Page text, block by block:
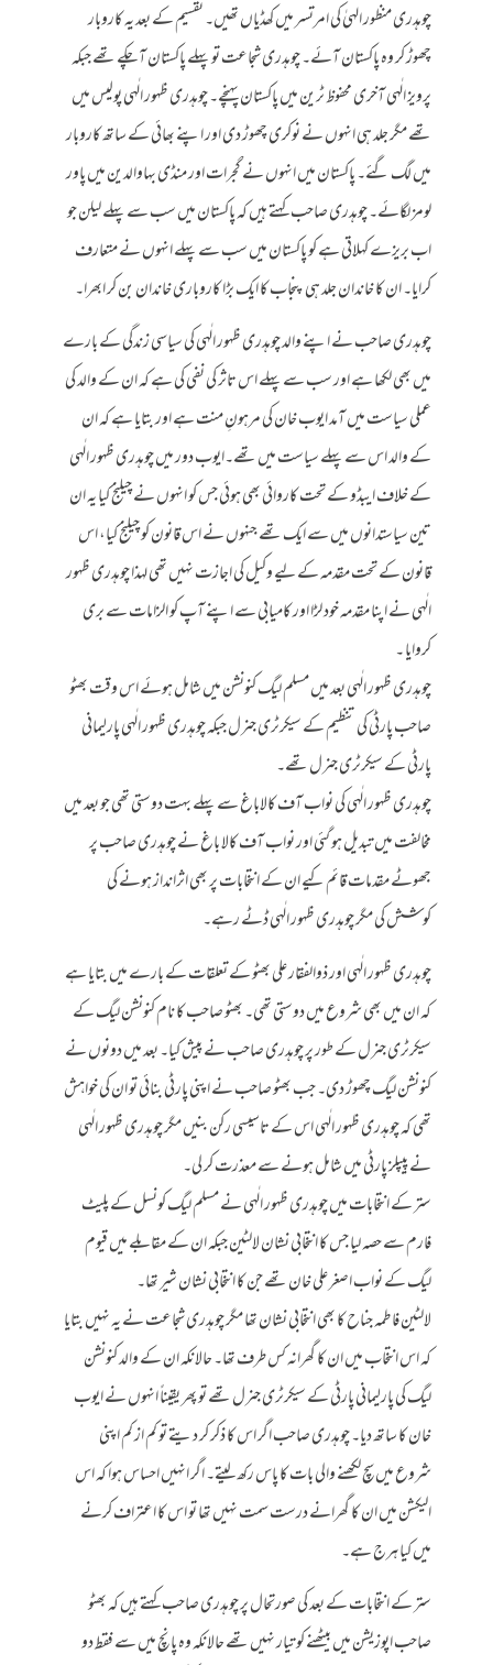
چوہدری منظور الہیٰ کی امرتسر میں کھڈیاں تھیں۔ تقسیم کے بعد یہ کاروبار
چھوڑ کر وہ پاکستان آئے۔ چوہدری شجاعت تو پہلے پاکستان آ چکے تھے جبکہ
پرویز الٰہی آخری محفوظ ٹرین میں پاکستان پہنچے۔ چوہدری ظہور الٰہی پولیس میں
تھے مگر جلد ہی انہوں نے نوکری چھوڑ دی اور اپنے بھائی کے ساتھ کاروبار
میں لگ گئے۔ پاکستان میں انہوں نے گجرات اور منڈی بہاوالدین میں پاور
لومز لگائے۔ چوہدری صاحب کہتے ہیں کہ پاکستان میں سب سے پہلے لیلن جو
اب بریزے کہلاتی ہے کو پاکستان میں سب سے پہلے انہوں نے متعارف
کرایا۔ ان کا خاندان جلد ہی پنجاب کا ایک بڑا کاروباری خاندان بن کر ابھرا۔
چوہدری صاحب نے اپنے والد چوہدری ظہور الٰہی کی سیاسی زندگی کے بارے
میں بھی لکھا ہے اور سب سے پہلے اس تاثر کی نفی کی ہے کہ ان کے والد کی
عملی سیاست میں آمد ایوب خان کی مرہونِ منت ہے اور بتایا ہے کہ ان
کے والد اس سے پہلے سیاست میں تھے۔ایوب دور میں چوہدری ظہور الٰہی
کے خلاف ایبڈو کے تحت کاروائی بھی ہوئی جس کو انہوں نے چیلنج کیا یہ ان
تین سیاستدانوں میں سے ایک تھے جنہوں نے اس قانون کو چیلنج کیا، اس
قانون کے تحت مقدمہ کے لیے وکیل کی اجازت نہیں تھی لہذا چوہدری ظہور
الٰہی نے اپنا مقدمہ خود لڑا اور کامیابی سے اپنے آپ کو الزامات سے بری
کروایا ۔
چوہدری ظہور الٰہی بعد میں مسلم لیگ کنونشن میں شامل ہوئے اس وقت بھٹو
صاحب پارٹی کی تنظیم کے سیکرٹری جنرل جبکہ چوہدری ظہور الٰہی پارلیمانی
پارٹی کے سیکرٹری جنرل تھے۔
چوہدری ظہور الٰہی کی نواب آف کالاباغ سے پہلے بہت دوستی تھی جو بعد میں
مخالفت میں تبدیل ہو گئی اور نواب آف کالا باغ نے چوہدری صاحب پر
جھوٹے مقدمات قائم کیے ان کے انتخابات پر بھی اثرانداز ہونے کی
کوشش کی مگر چوہدری ظہور الٰہی ڈٹے رہے۔
چوہدری ظہور الٰہی اور ذوالفقار علی بھٹو کے تعلقات کے بارے میں بتایا ہے
کہ ان میں بھی شروع میں دوستی تھی۔ بھٹو صاحب کا نام کنونشن لیگ کے
سیکرٹری جنرل کے طور پر چوہدری صاحب نے پیش کیا۔ بعد میں دونوں نے
کنونشن لیگ چھوڑ دی۔ جب بھٹو صاحب نے اپنی پارٹی بنائی تو ان کی خواہش
تھی کہ چوہدری ظہور الٰہی اس کے تاسیسی رکن بنیں مگر چوہدری ظہور الٰہی
نے پیپلز پارٹی میں شامل ہونے سے معذرت کر لی۔
ستر کے انتخابات میں چوہدری ظہور الٰہی نے مسلم لیگ کونسل کے پلیٹ
فارم سے حصہ لیا جس کا انتخابی نشان لالٹین جبکہ ان کے مقابلے میں قیوم
لیگ کے نواب اصغر علی خان تھے جن کا انتخابی نشان شیر تھا۔
لالٹین فاطمہ جناح کا بھی انتخابی نشان تھا مگر چوہدری شجاعت نے یہ نہیں بتایا
کہ اس انتخاب میں ان کا گھرانہ کس طرف تھا۔ حالانکہ ان کے والد کنونشن
لیگ کی پارلیمانی پارٹی کے سیکرٹری جنرل تھے تو پھر یقیناً انہوں نے ایوب
خان کا ساتھ دیا۔ چوہدری صاحب اگر اس کا ذکر کر دیتے تو کم از کم اپنی
شروع میں سچ لکھنے والی بات کا پاس رکھ لیتے۔ اگر انہیں احساس ہوا کہ اس
الیکشن میں ان کا گھرانے درست سمت نہیں تھا تو اس کا اعتراف کرنے
میں کیا ہرج ہے۔
ستر کے انتخابات کے بعد کی صورتحال پر چوہدری صاحب کہتے ہیں کہ بھٹو
صاحب اپوزیشن میں بیٹھنے کو تیار نہیں تھے حالانکہ وہ پانچ میں سے فقط دو